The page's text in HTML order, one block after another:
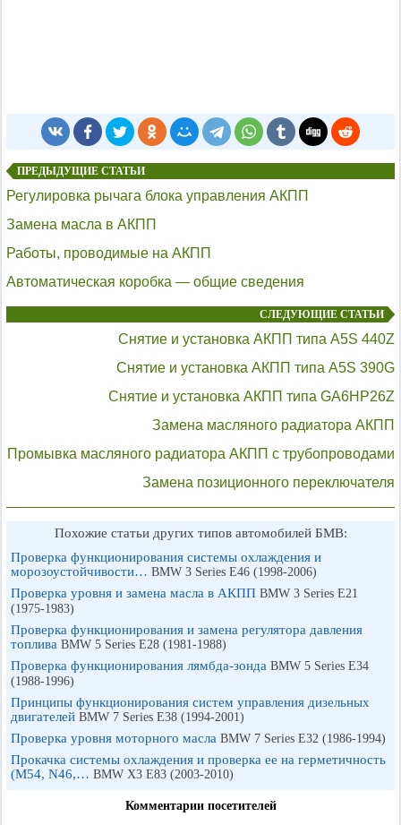
ПРЕДЫДУЩИЕ СТАТЬИ
Регулировка рычага блока управления АКПП
Замена масла в АКПП
Работы, проводимые на АКПП
Автоматическая коробка — общие сведения
СЛЕДУЮЩИЕ СТАТЬИ
Снятие и установка АКПП типа A5S 440Z
Снятие и установка АКПП типа A5S 390G
Снятие и установка АКПП типа GA6HP26Z
Замена масляного радиатора АКПП
Промывка масляного радиатора АКПП с трубопроводами
Замена позиционного переключателя
Похожие статьи других типов автомобилей БМВ:
Проверка функционирования системы охлаждения и
морозоустойчивости… BMW 3 Series E46 (1998-2006)
Проверка уровня и замена масла в АКПП BMW 3 Series E21
(1975-1983)
Проверка функционирования и замена регулятора давления
топлива BMW 5 Series E28 (1981-1988)
Проверка функционирования лямбда-зонда BMW 5 Series E34
(1988-1996)
Принципы функционирования систем управления дизельных
двигателей BMW 7 Series E38 (1994-2001)
Проверка уровня моторного масла BMW 7 Series E32 (1986-1994)
Прокачка системы охлаждения и проверка ее на герметичность
(М54, N46,… BMW X3 E83 (2003-2010)
Комментарии посетителей